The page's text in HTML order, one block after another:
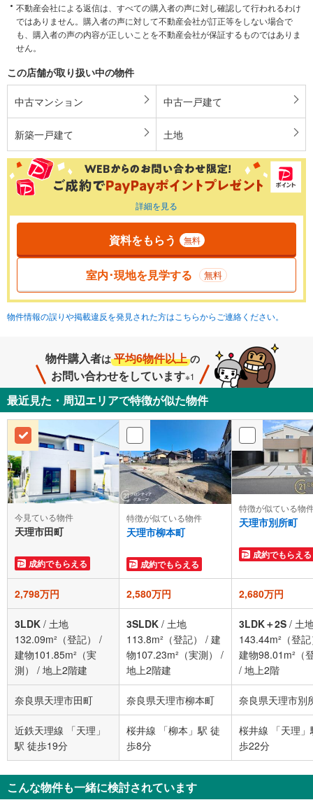
不動産会社による返信は、すべての購入者の声に対し確認して行われるわけ
ではありません。購入者の声に対して不動産会社が訂正等をしない場合で
も、購入者の声の内容が正しいことを不動産会社が保証するものではありま
せん。
この店舗が取り扱い中の物件
中古マンション 中古一戸建て
新築一戸建て 土地
詳細を見る
資料をもらう 無料
室内･現地を見学する 無料
物件情報の誤りや掲載違反を発見された方はこちらからご連絡ください。
物件購入者は 平均6物件以上 の
お問い合わせをしています※1
最近見た・周辺エリアで特徴が似た物件
今見ている物件
天理市田町
成約でもらえる
特徴が似ている物件
天理市柳本町
成約でもらえる
特徴が似ている物
天理市別所町
成約でもらえる
2,798万円 2,580万円 2,680万円
3LDK / 土地
132.09m²（登記）
/
建物101.85m²（実
測）
/ 地上2階建
3SLDK / 土地
113.8m²（登記）
/ 建
物107.23m²（実測）
/
地上2階建
3LDK＋2S / 土
143.44m²（登
建物98.01m²（
/ 地上2階
奈良県天理市田町 奈良県天理市柳本町 奈良県天理市別
近鉄天理線 「天理」
駅 徒歩19分
桜井線 「柳本」駅 徒
歩8分
桜井線 「天理」
歩22分
こんな物件も一緒に検討されています